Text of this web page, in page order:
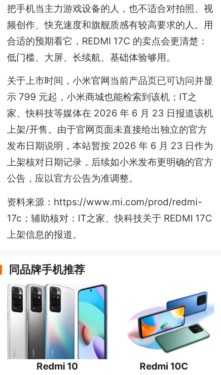
把手机当主力游戏设备的人，也不适合对拍照、视
频创作、快充速度和旗舰质感有较高要求的人。用
合适的预期看它，REDMI 17C 的卖点会更清楚：
低门槛、大屏、长续航、基础体验够用。
关于上市时间，小米官网当前产品页已可访问并显
示 799 元起，小米商城也能检索到该机；IT之
家、快科技等媒体在 2026 年 6 月 23 日报道该机
上架/开售。由于官网页面未直接给出独立的官方
发布日期说明，本站暂按 2026 年 6 月 23 日作为
上架核对日期记录，后续如小米发布更明确的官方
公告，应以官方公告为准调整。
资料来源：https://www.mi.com/prod/redmi-
17c；辅助核对：IT之家、快科技关于 REDMI 17C
上架信息的报道。
同品牌手机推荐
Redmi 10 Redmi 10C